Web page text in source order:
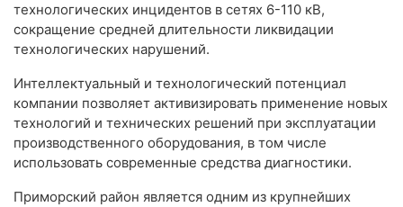
технологических инцидентов в сетях 6-110 кВ,
сокращение средней длительности ликвидации
технологических нарушений.
Интеллектуальный и технологический потенциал
компании позволяет активизировать применение новых
технологий и технических решений при эксплуатации
производственного оборудования, в том числе
использовать современные средства диагностики.
Приморский район является одним из крупнейших